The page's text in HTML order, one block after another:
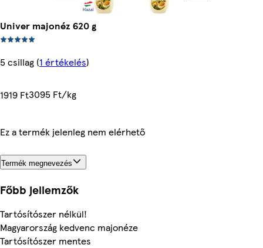
Univer majonéz 620 g
5 csillag (1 értékelés)
1919 Ft3095 Ft/kg
Ez a termék jelenleg nem elérhető
Termék megnevezés
Főbb jellemzők
Tartósítószer nélkül!
Magyarország kedvenc majonéze
Tartósítószer mentes